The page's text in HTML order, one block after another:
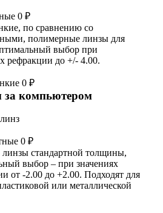
0 ₽
по сравнению со
полимерные линзы для
выбор при
рефракции до +/- 4.00.
0 ₽
за компьютером
0 ₽
стандартной толщины,
выбор – при значениях
от -2.00 до +2.00. Подходят для
или металлической